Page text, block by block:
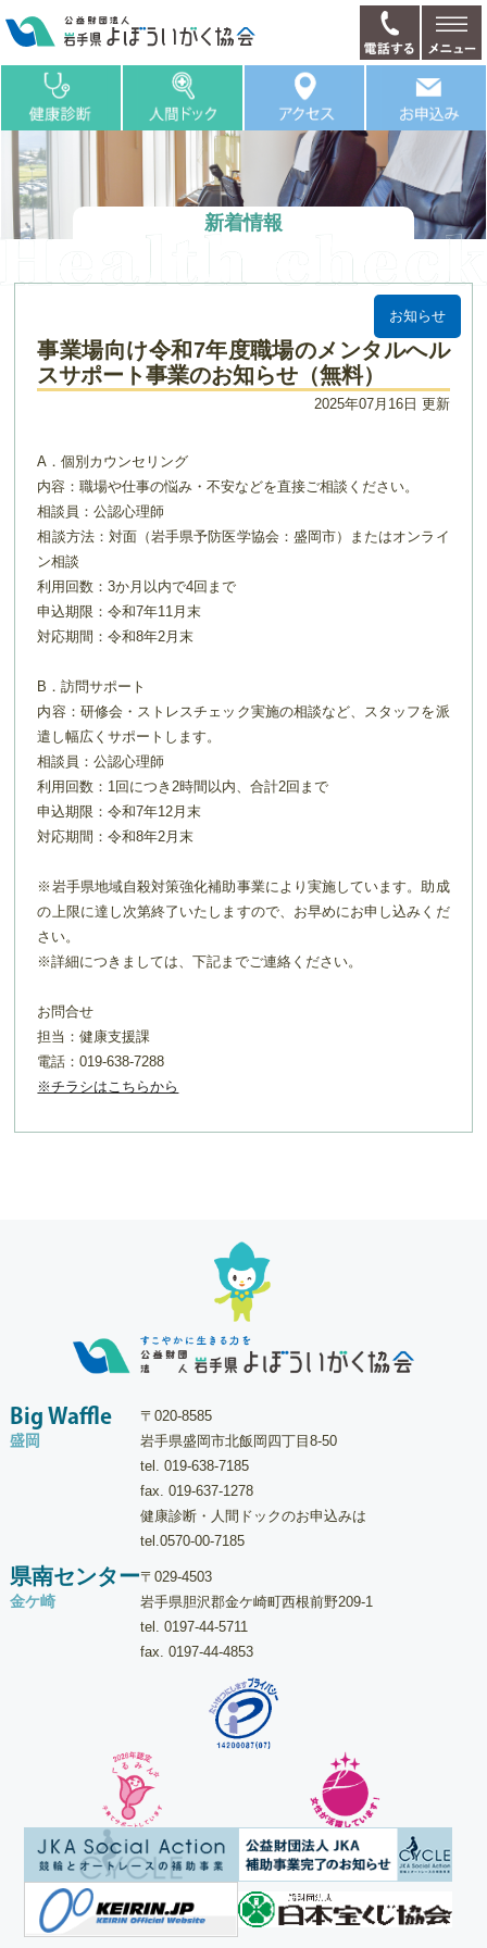
新着情報
お知らせ
事業場向け令和7年度職場のメンタルへル
スサポート事業のお知らせ（無料）
2025年07月16日 更新
A．個別カウンセリング
内容：職場や仕事の悩み・不安などを直接ご相談ください。
相談員：公認心理師
相談方法：対面（岩手県予防医学協会：盛岡市）またはオンライ
ン相談
利用回数：3か月以内で4回まで
申込期限：令和7年11月末
対応期間：令和8年2月末
B．訪問サポート
内容：研修会・ストレスチェック実施の相談など、スタッフを派
遣し幅広くサポートします。
相談員：公認心理師
利用回数：1回につき2時間以内、合計2回まで
申込期限：令和7年12月末
対応期間：令和8年2月末
※岩手県地域自殺対策強化補助事業により実施しています。助成
の上限に達し次第終了いたしますので、お早めにお申し込みくだ
さい。
※詳細につきましては、下記までご連絡ください。
お問合せ
担当：健康支援課
電話：019-638-7288
※チラシはこちらから
Big Waffle
盛岡
〒020-8585
岩手県盛岡市北飯岡四丁目8-50
tel. 019-638-7185
fax. 019-637-1278
健康診断・人間ドックのお申込みは
tel. 0570-00-7185
県南センター
金ケ崎
〒029-4503
岩手県胆沢郡金ケ崎町西根前野209-1
tel. 0197-44-5711
fax. 0197-44-4853